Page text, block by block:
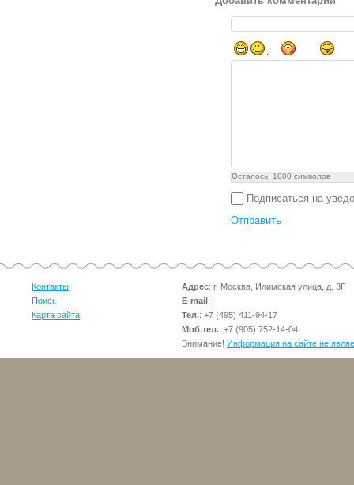
Осталось: 1000 символов
Подписаться на
Отправить
Контакты
Поиск
Карта сайта
Адрес: г. Москва, Илимская улица, д. 3Г
E-mail:
Тел.: +7 (495) 411-94-17
Моб.тел.: +7 (905) 752-14-04
Внимание! Информация на сайте не